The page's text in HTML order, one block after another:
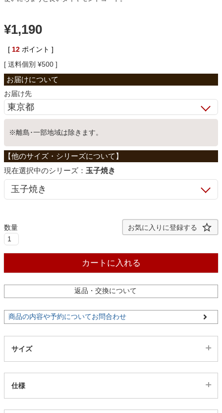
ベッド
収納家具
学習机
ホームオフィス
こたつ
カーテン
ラグ
¥1,190
[ 12 ポイント ]
送料個別 ¥500
お届け先
※離島･一部地域は除きます。
シリーズ： 玉子焼き
お気に入りに登録する
カートに入れる
返品・交換について
商品の内容や予約についてお問合わせ
サイズ
仕様